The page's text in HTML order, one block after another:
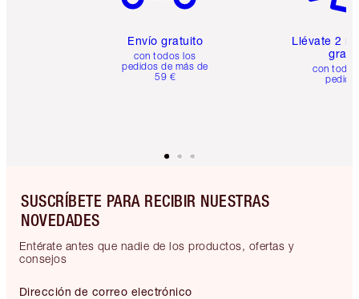
Envío gratuito
con todos los
pedidos de más de
59 €
Llévate 2
gratis
con
SUSCRÍBETE PARA RECIBIR NUESTRAS
NOVEDADES
Entérate antes que nadie de los productos, ofertas y
consejos
Dirección de correo electrónico